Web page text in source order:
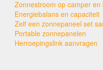
Zonnestroom op camper en
Energiebalans en capaciteit
Zelf een zonnepaneel set
Portable zonnepanelen
Herroepingslink aanvragen